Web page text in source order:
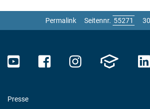
Permalink Seitennr.
Presse